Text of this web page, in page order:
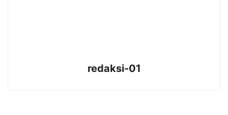
redaksi-01